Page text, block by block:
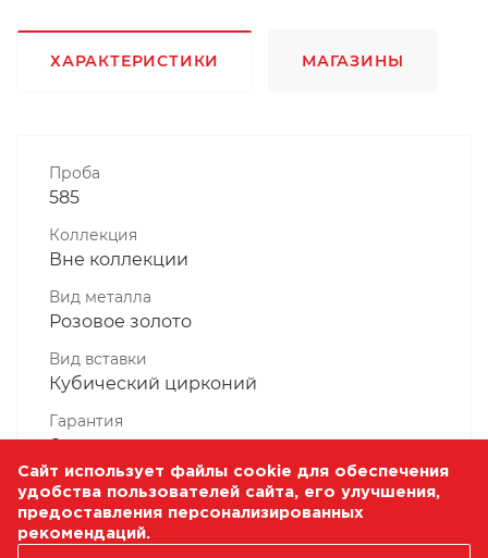
ХАРАКТЕРИСТИКИ МАГАЗИНЫ
Проба
585
Коллекция
Вне коллекции
Вид металла
Розовое золото
Вид вставки
Кубический цирконий
Гарантия
6 месяцев
Комплектность, шт
1 Штука
Масса, гр
Сайт использует файлы cookie для обеспечения
удобства пользователей сайта, его улучшения,
предоставления персонализированных
рекомендаций.